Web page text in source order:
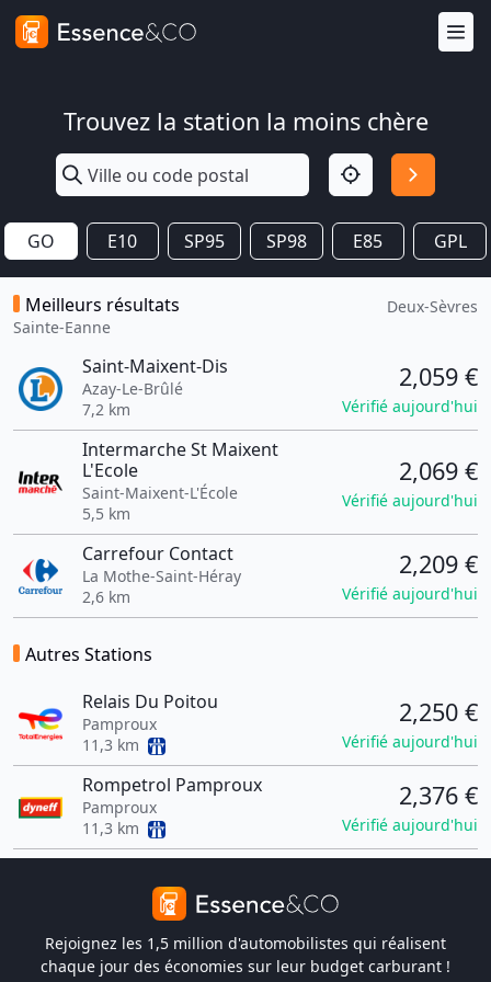
Trouvez la station la moins chère
GO E10 SP95 SP98 E85 GPL
Meilleurs résultats
Sainte-Eanne
Deux-Sèvres
Saint-Maixent-Dis
Azay-Le-Brûlé
7,2 km
2,059 €
Vérifié aujourd'hui
Intermarche St Maixent
L'Ecole
Saint-Maixent-L'École
5,5 km
2,069 €
Vérifié aujourd'hui
Carrefour Contact
La Mothe-Saint-Héray
2,6 km
2,209 €
Vérifié aujourd'hui
Autres Stations
Relais Du Poitou
Pamproux
11,3 km
2,250 €
Vérifié aujourd'hui
Rompetrol Pamproux
Pamproux
11,3 km
2,376 €
Vérifié aujourd'hui
Rejoignez les 1,5 million d'automobilistes qui réalisent
chaque jour des économies sur leur budget carburant !